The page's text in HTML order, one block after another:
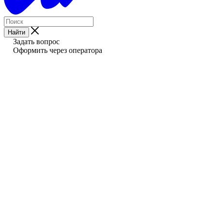
Найти
Задать вопрос
Оформить через оператора